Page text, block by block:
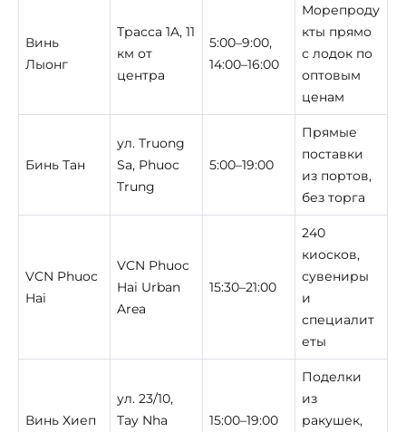
Винь
Лыонг
Трасса 1A, 11
км от
центра
5:00–9:00,
14:00–16:00
Морепроду
кты прямо
с лодок по
оптовым
ценам
Бинь Тан
ул. Truong
Sa, Phuoc
Trung
5:00–19:00
Прямые
поставки
из портов,
без торга
VCN Phuoc
Hai
VCN Phuoc
Hai Urban
Area
15:30–21:00
240
киосков,
сувениры
и
специалит
еты
Винь Хиеп
ул. 23/10,
Tay Nha
15:00–19:00
Поделки
из
ракушек,